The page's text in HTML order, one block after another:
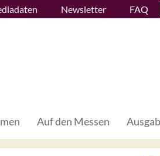
Newsletter FAQ
Auf den Messen